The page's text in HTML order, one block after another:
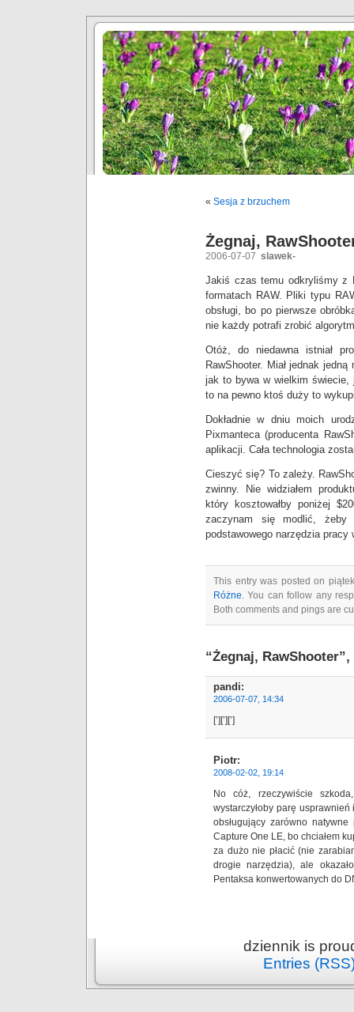
« Sesja z brzuchem
Żegnaj,
2006-07-07 slawek-
Jakiś czas temu odkryliśmy z
formatach RAW. Pliki typu
obsługi, bo po pierwsze
nie każdy potrafi zrobić
Otóż, do niedawna istniał
RawShooter. Miał jednak
jak to bywa w wielkim świecie,
to na pewno ktoś duży to
Dokładnie w dniu moich
Pixmanteca (producenta
aplikacji. Cała technologia
Cieszyć się? To zależy.
zwinny. Nie widziałem
który kosztowałby poniżej
zaczynam się modlić,
podstawowego narzędzia
This entry was posted on
Różne. You can follow any
Both comments and pings are
“Żegnaj,
pandi:
2006-07-07, 14:34
[’][’][’]
Piotr:
2008-02-02, 19:14
No cóż, rzeczywiście
wystarczyłoby parę
obsługujący zarówno
Capture One LE, bo chciałem
za dużo nie płacić (nie
drogie narzędzia), ale
Pentaksa konwertowanych do
dziennik is
Entries